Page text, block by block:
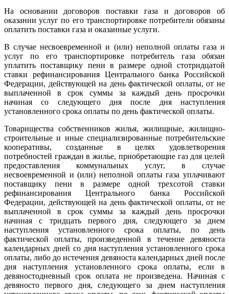
На основании договоров поставки газа и договоров об
оказании услуг по его транспортировке потребители обязаны
оплатить поставки газа и оказанные услуги.
В случае несвоевременной и (или) неполной оплаты газа и
услуг по его транспортировке потребитель газа обязан
уплатить поставщику пени в размере одной стотридцатой
ставки рефинансирования Центрального банка Российской
Федерации, действующей на день фактической оплаты, от не
выплаченной в срок суммы за каждый день просрочки
начиная со следующего дня после дня наступления
установленного срока оплаты по день фактической оплаты.
Товарищества собственников жилья, жилищные, жилищно-
строительные и иные специализированные потребительские
кооперативы, созданные в целях удовлетворения
потребностей граждан в жилье, приобретающие газ для целей
предоставления коммунальных услуг, в случае
несвоевременной и (или) неполной оплаты газа уплачивают
поставщику пени в размере одной трехсотой ставки
рефинансирования Центрального банка Российской
Федерации, действующей на день фактической оплаты, от не
выплаченной в срок суммы за каждый день просрочки
начиная с тридцать первого дня, следующего за днем
наступления установленного срока оплаты, по день
фактической оплаты, произведенной в течение девяноста
календарных дней со дня наступления установленного срока
оплаты, либо до истечения девяноста календарных дней после
дня наступления установленного срока оплаты, если в
девяностодневный срок оплата не произведена. Начиная с
девяносто первого дня, следующего за днем наступления